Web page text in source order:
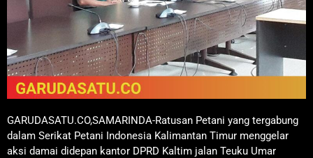
GARUDASATU.CO,SAMARINDA-Ratusan Petani yang tergabung
dalam Serikat Petani Indonesia Kalimantan Timur menggelar
aksi damai didepan kantor DPRD Kaltim jalan Teuku Umar